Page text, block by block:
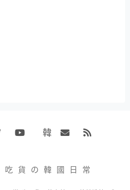
韓
小
賣
貨の韓國日常